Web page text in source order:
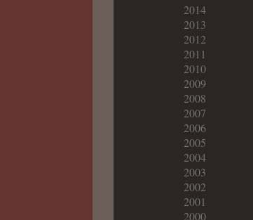
2014
2013
2012
2011
2010
2009
2008
2007
2006
2005
2004
2003
2002
2001
2000